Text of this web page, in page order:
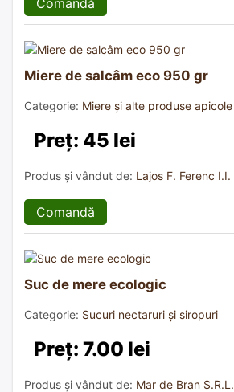
Miere de salcâm eco 950 gr
Categorie: Miere și alte produse apicole
Preț: 45 lei
Produs și vândut de: Lajos F. Ferenc I.I.
Comandă
Suc de mere ecologic
Categorie: Sucuri nectaruri și siropuri
Preț: 7.00 lei
Produs și vândut de: Mar de Bran S.R.L.